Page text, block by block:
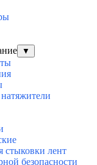
▼
стыковки лент
безопасности